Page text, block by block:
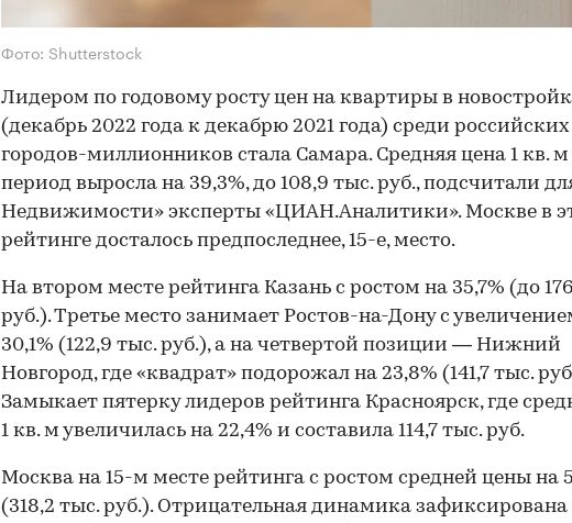
Фото: Shutterstock
Лидером по годовому росту цен на квартиры в
(декабрь 2022 года к декабрю 2021 года) среди российских
городов-миллионников стала Самара. Средняя цена 1 кв. м
период выросла на 39,3%, до 108,9 тыс. руб., подсчитали
Недвижимости» эксперты «ЦИАН.Аналитики». Москве в
рейтинге досталось предпоследнее, 15-е, место.
На втором месте рейтинга Казань с ростом на 35,7% (до
руб.). Третье место занимает Ростов-на-Дону с
30,1% (122,9 тыс. руб.), а на четвертой позиции — Нижний
Новгород, где «квадрат» подорожал на 23,8% (141,7 тыс.
Замыкает пятерку лидеров рейтинга Красноярск, где
1 кв. м увеличилась на 22,4% и составила 114,7 тыс. руб.
Москва на 15-м месте рейтинга с ростом средней цены на
(318,2 тыс. руб.). Отрицательная динамика зафиксирована